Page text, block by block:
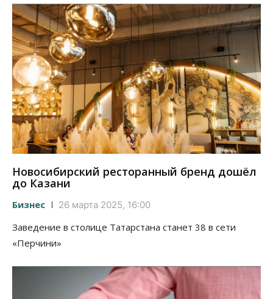
Новосибирский ресторанный бренд дошёл
до Казани
Бизнес 26 марта 2025, 16:00
Заведение в столице Татарстана станет 38 в сети
«Перчини»